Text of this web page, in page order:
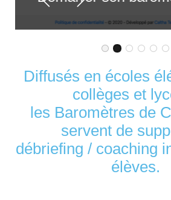
Démarrer
S'auto-
Diffusés en écoles
collèges et
les Baromètres de
servent de
débriefing / coaching
élèves.